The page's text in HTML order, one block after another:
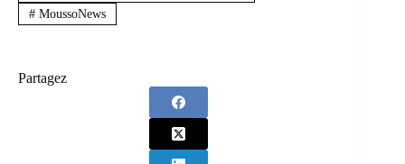
#MoussoNews
Partagez